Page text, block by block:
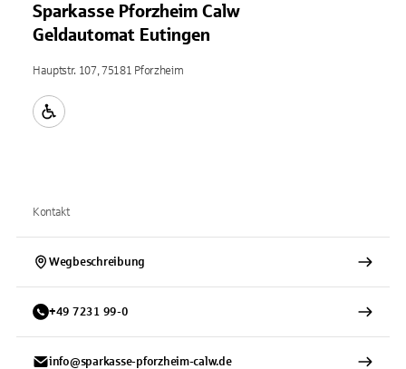
Sparkasse Pforzheim Calw
Geldautomat Eutingen
Hauptstr. 107, 75181 Pforzheim
Kontakt
Wegbeschreibung
+49 7231 99-0
info@sparkasse-pforzheim-calw.de